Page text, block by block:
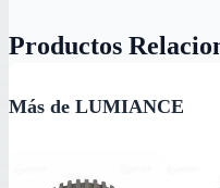
Productos
Más de LUMIANCE